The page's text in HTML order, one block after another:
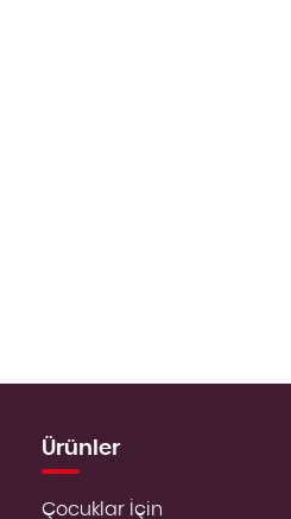
Ürünler
Çocuklar İçin